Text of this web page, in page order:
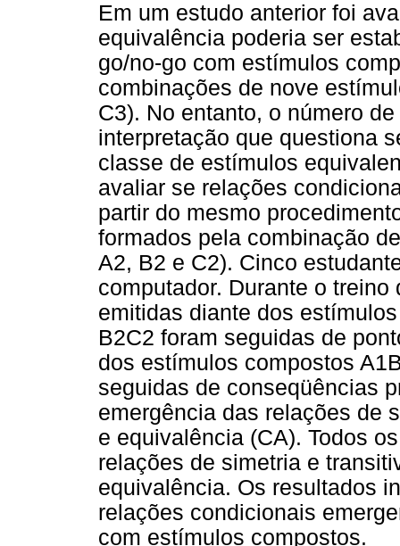
Em um estudo anterior foi
equivalência poderia ser
go/no-go com estímulos
combinações de nove
C3). No entanto, o número
interpretação que questiona
classe de estímulos
avaliar se relações
partir do mesmo
formados pela combinação
A2, B2 e C2). Cinco
computador. Durante o
emitidas diante dos
B2C2 foram seguidas de
dos estímulos compostos
seguidas de conseqüências
emergência das relações de
e equivalência (CA). Todos
relações de simetria e
equivalência. Os resultados
relações condicionais
com estímulos compostos.